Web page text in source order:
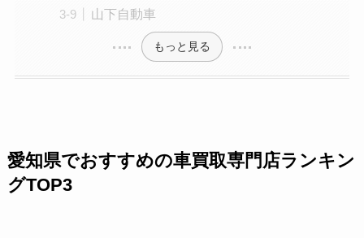
山下自動車
もっと見る
愛知県でおすすめの車買取専門店ランキン
グTOP3